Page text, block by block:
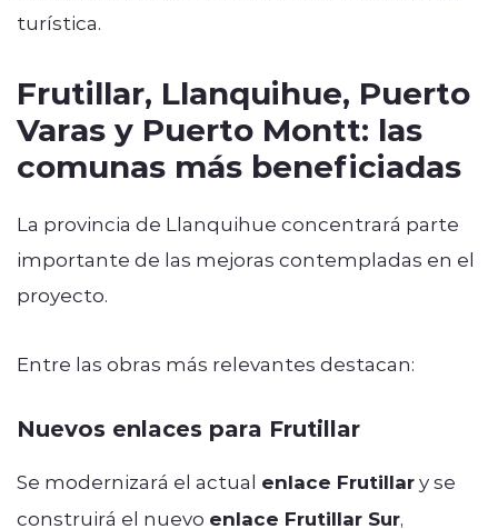
turística.
Frutillar, Llanquihue, Puerto
Varas y Puerto Montt: las
comunas más beneficiadas
La provincia de Llanquihue concentrará parte
importante de las mejoras contempladas en el
proyecto.
Entre las obras más relevantes destacan:
Nuevos enlaces para Frutillar
Se modernizará el actual enlace Frutillary se
construirá el nuevo enlace Frutillar Sur,